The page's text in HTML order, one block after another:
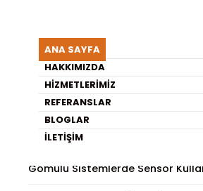
ANA SAYFA
HAKKIMIZDA
HIZMETLERIMIZ
REFERANSLAR
BLOGLAR
İLETIŞIM
Facebook
İçerik Paylaşımı
Planlanır
En Son Yayınlananlar
Gömülü Sistemlerde Sensör